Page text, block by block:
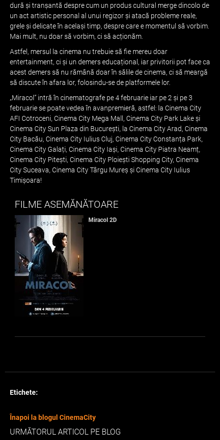
dură și tranșantă despre cum un produs cultural merge dincolo de
un act artistic personal al unui regizor și atacă probleme reale,
grele și delicate în același timp, despre care e momentul să vorbim.
Mai mult, nu doar să vorbim, ci să acționăm.
Astfel, mersul la cinema nu trebuie să fie mereu doar
entertainment, ci și un demers educațional, iar privitorii pot face ca
acest demers să nu rămână doar în sălile de cinema, ci să meargă
să discute în afara lor, folosindu-se de platformele lor.
„Miracol” intră în cinematografe pe 4 februarie iar pe 2 și pe 3
februarie se poate vedea în avanpremieră, astfel: la Cinema City
AFI Cotroceni, Cinema City Mega Mall, Cinema City Park Lake și
Cinema City Sun Plaza din București, la Cinema City Arad, Cinema
City Bacău, Cinema City Iulius Cluj, Cinema City Constanța Park,
Cinema City Galați, Cinema City Iași, Cinema City Piatra Neamț,
Cinema City Pitești, Cinema City Ploiești Shopping City, Cinema
City Suceava, Cinema City Târgu Mureș și Cinema City Iulius
Timișoara!
FILME ASEMĂNĂTOARE
Miracol 2D
Etichete:
Înapoi la blogul CinemaCity
URMĂTORUL ARTICOL PE BLOG